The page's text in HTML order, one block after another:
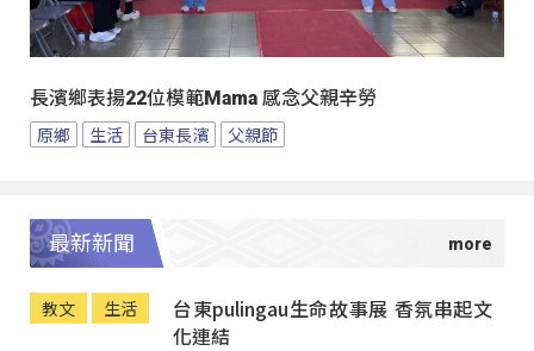
長濱鄉表揚22位模範Mama 感念父親辛勞
原鄉 生活 台東長濱 父親節
最新新聞
教文 生活
台東pulingau生命故事展 香氛串起文
化連結